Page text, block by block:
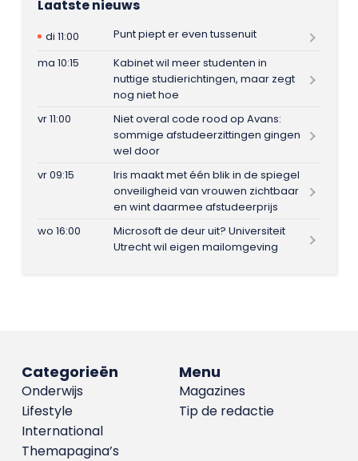
Laatste nieuws
di 11:00
Punt piept er even tussenuit
ma 10:15
Kabinet wil meer studenten in
nuttige studierichtingen, maar zegt
nog niet hoe
vr 11:00
Niet overal code rood op Avans:
sommige afstudeerzittingen gingen
wel door
vr 09:15
Iris maakt met één blik in de spiegel
onveiligheid van vrouwen zichtbaar
en wint daarmee afstudeerprijs
wo 16:00
Microsoft de deur uit? Universiteit
Utrecht wil eigen mailomgeving
Menu
Magazines
Tip de redactie
Categorieën
Onderwijs
Lifestyle
International
Themapagina’s